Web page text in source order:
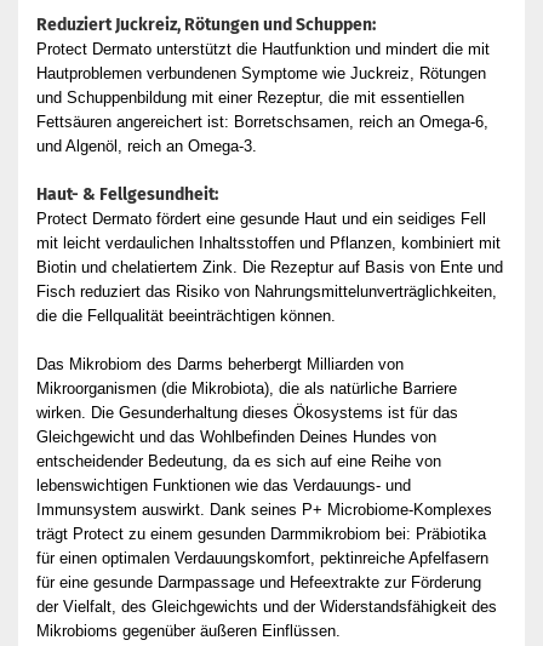
Reduziert Juckreiz, Rötungen und Schuppen:
Protect Dermato unterstützt die Hautfunktion und mindert die mit
Hautproblemen verbundenen Symptome wie Juckreiz, Rötungen
und Schuppenbildung mit einer Rezeptur, die mit essentiellen
Fettsäuren angereichert ist: Borretschsamen, reich an Omega-6,
und Algenöl, reich an Omega-3.
Haut- & Fellgesundheit:
Protect Dermato fördert eine gesunde Haut und ein seidiges Fell
mit leicht verdaulichen Inhaltsstoffen und Pflanzen, kombiniert mit
Biotin und chelatiertem Zink. Die Rezeptur auf Basis von Ente und
Fisch reduziert das Risiko von Nahrungsmittelunverträglichkeiten,
die die Fellqualität beeinträchtigen können.
Das Mikrobiom des Darms beherbergt Milliarden von
Mikroorganismen (die Mikrobiota), die als natürliche Barriere
wirken. Die Gesunderhaltung dieses Ökosystems ist für das
Gleichgewicht und das Wohlbefinden Deines Hundes von
entscheidender Bedeutung, da es sich auf eine Reihe von
lebenswichtigen Funktionen wie das Verdauungs- und
Immunsystem auswirkt. Dank seines P+ Microbiome-Komplexes
trägt Protect zu einem gesunden Darmmikrobiom bei: Präbiotika
für einen optimalen Verdauungskomfort, pektinreiche Apfelfasern
für eine gesunde Darmpassage und Hefeextrakte zur Förderung
der Vielfalt, des Gleichgewichts und der Widerstandsfähigkeit des
Mikrobioms gegenüber äußeren Einflüssen.